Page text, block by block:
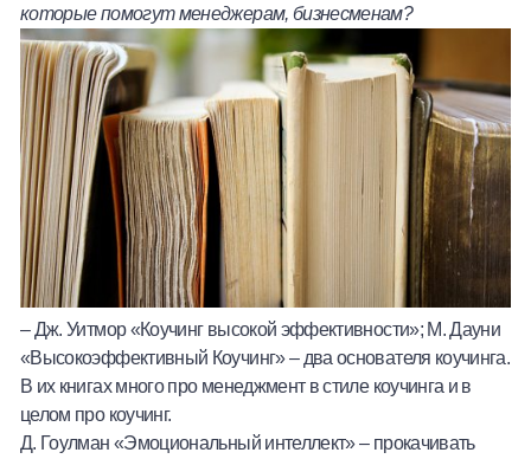
которые помогут менеджерам, бизнесменам?
– Дж. Уитмор «Коучинг высокой эффективности»; М. Дауни
«Высокоэффективный Коучинг» – два основателя коучинга.
В их книгах много про менеджмент в стиле коучинга и в
целом про коучинг.
Д. Гоулман «Эмоциональный интеллект» – прокачивать